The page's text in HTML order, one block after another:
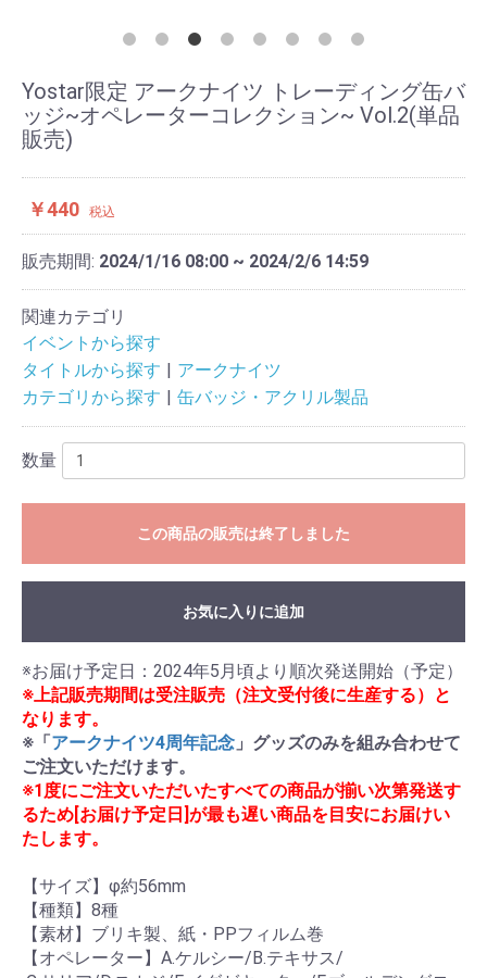
Yostar限定 アークナイツ トレーディング缶バ
ッジ~オペレーターコレクション~ Vol.2(単品
販売)
￥440 税込
販売期間: 2024/1/16 08:00 ~ 2024/2/6 14:59
関連カテゴリ
イベントから探す
タイトルから探す
アークナイツ
カテゴリから探す
缶バッジ・アクリル製品
数量
この商品の販売は終了しました
お気に入りに追加
※上記販売期間は受注販売（注文受付後に生産する）と
なります。
※「アークナイツ4周年記念 」グッズのみを組み合わせて
ご注文いただけます。
※1度にご注文いただいたすべての商品が揃い次第発送す
るため[お届け予定日]が最も遅い商品を目安にお届けい
たします。
【サイズ】φ約56mm
【種類】8種
【素材】ブリキ製、紙・PPフィルム巻
【オペレーター】A.ケルシー/B.テキサス/